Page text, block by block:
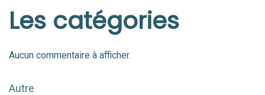
Les catégories
Aucun commentaire à afficher.
Autre